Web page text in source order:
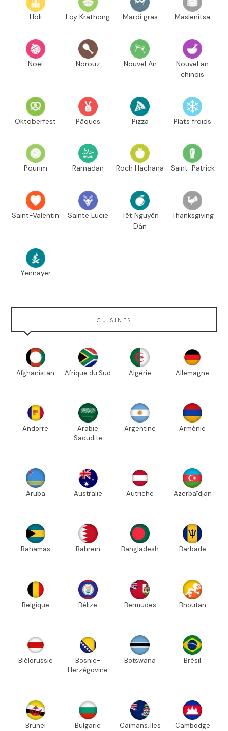
Holi Loy Krathong Mardi gras Maslenitsa
Noël Norouz Nouvel An
Nouvel an
chinois
Oktoberfest Pâques Pizza Plats froids
Pourim Ramadan Roch Hachana Saint-Patrick
Saint-Valentin Sainte Lucie
Têt Nguyên
Dán
Thanksgiving
Yennayer
CUISINES
Afghanistan Afrique du Sud Algérie Allemagne
Andorre
Arabie
Saoudite
Argentine Arménie
Aruba Australie Autriche Azerbaïdjan
Bahamas Bahreïn Bangladesh Barbade
Belgique Bélize Bermudes Bhoutan
Biélorussie
Bosnie-
Herzégovine
Botswana Brésil
Brunei Bulgarie Caïmans, Iles Cambodge